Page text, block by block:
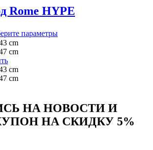
странице
товара.
Rome HYPE
параметрыЭтот
на
странице
товара.
cm
cm
cm
cm
НА НОВОСТИ И
НА СКИДКУ 5%